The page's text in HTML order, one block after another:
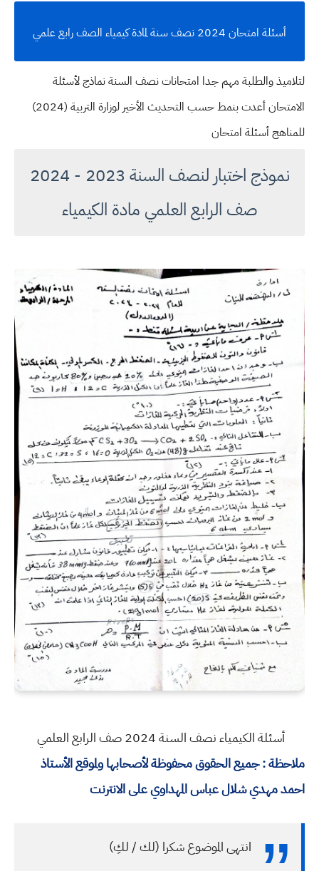
أسئلة امتحان 2024 نصف سنة لمادة كيمياء الصف رابع علمي
لتلاميذ والطلبة مهم جدا امتحانات نصف السنة نماذج لأسئلة
الامتحان أعدت بنمط حسب التحديث الأخير لوزارة التربية (2024)
للمناهج أسئلة امتحان
نموذج اختبار لنصف السنة 2023 - 2024
صف الرابع العلمي مادة الكيمياء
أسئلة الكيمياء نصف السنة 2024 صف الرابع العلمي
ملاحظة : جميع الحقوق محفوظة لأصحابها ولموقع الأستاذ
احمد مهدي شلال عباس المهداوي على الانترنت
انتهى الموضوع شكرا (لك / لكِ)